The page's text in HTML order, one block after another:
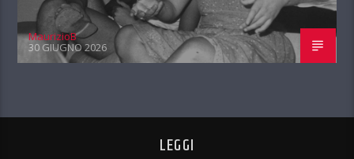
MaurizioB
30 GIUGNO 2026
LEGGI